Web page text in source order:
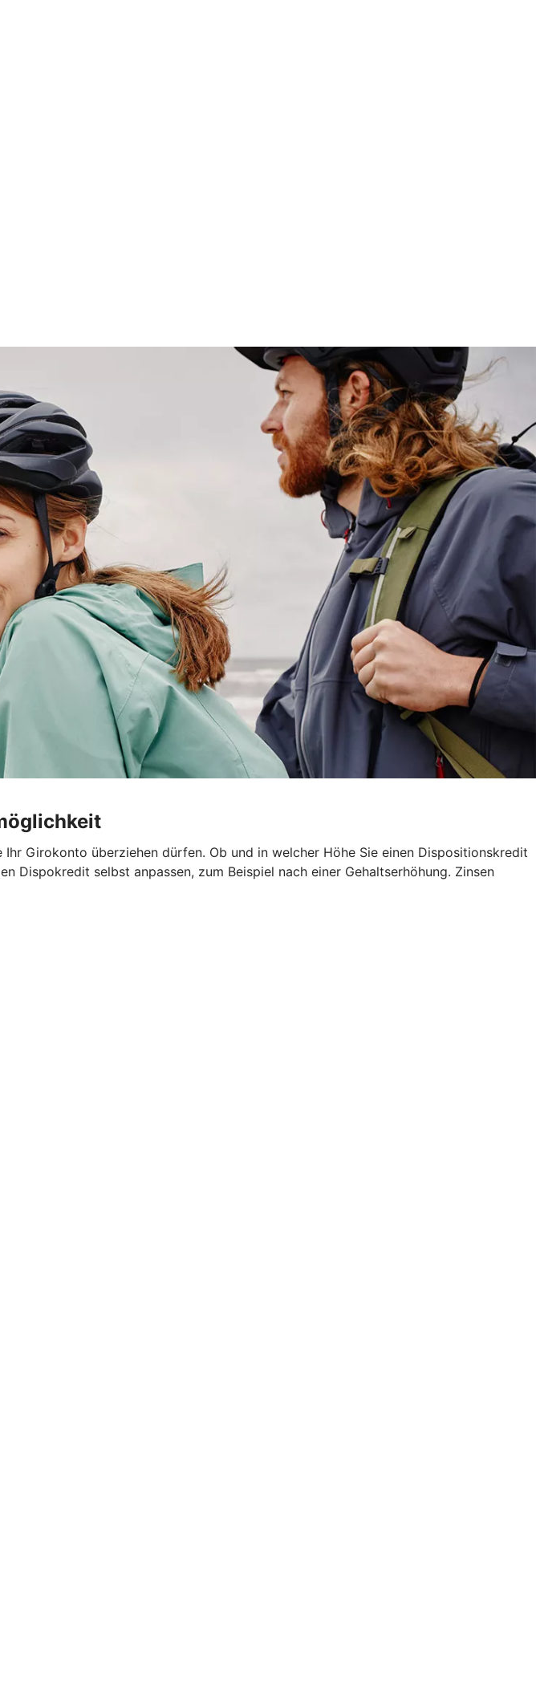
Girokonto überziehen dürfen. Ob und in welcher Höhe Sie einen Dispositionskredit
Dispokredit selbst anpassen, zum Beispiel nach einer Gehaltserhöhung. Zinsen